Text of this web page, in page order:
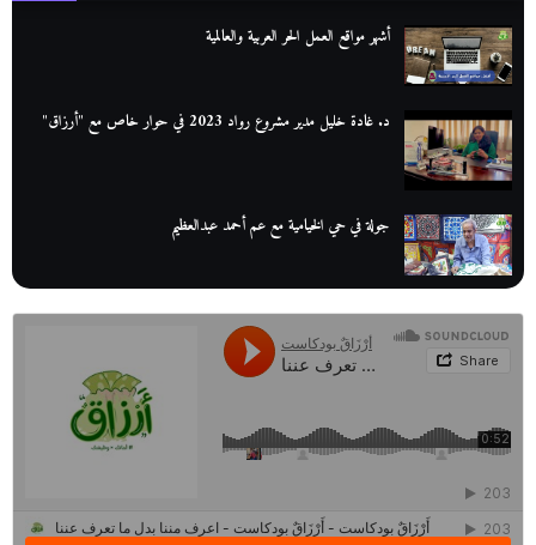
أشهر مواقع العمل الحر العربية والعالمية
د. غادة خليل مدير مشروع رواد 2023 في حوار خاص مع "أرزاق"
جولة في حي الخيامية مع عم أحمد عبدالعظيم
عم عوض| قصة كفاح بائع كتب تبدأ بالأُمية
أقدم مطحن بن في مصر| يكشف لنا أسرار صناعة البن